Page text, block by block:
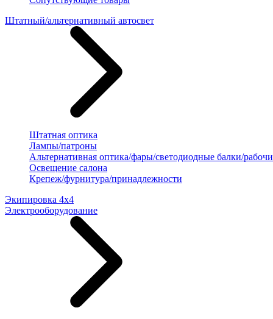
Штатный/альтернативный автосвет
Штатная оптика
Лампы/патроны
Альтернативная оптика/фары/светодиодные балки/
Освещение салона
Крепеж/фурнитура/принадлежности
Экипировка 4х4
Электрооборудование